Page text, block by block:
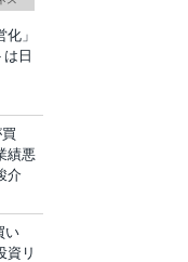
」
日
績悪
介
い
資リ